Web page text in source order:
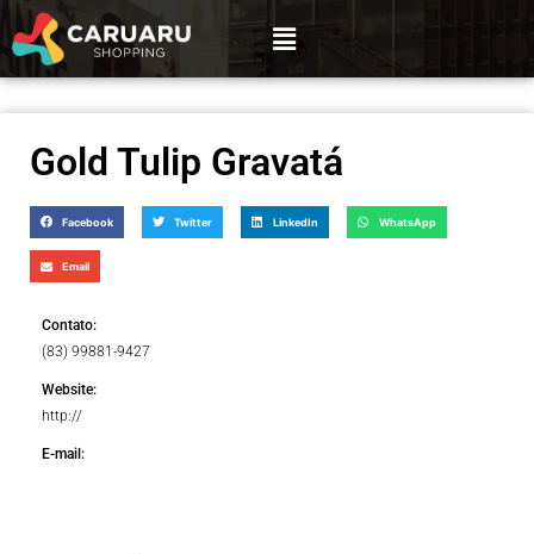
Gold Tulip Gravatá
Facebook Twitter LinkedIn WhatsApp
Email
Contato:
(83) 99881-9427
Website:
http://
E-mail: